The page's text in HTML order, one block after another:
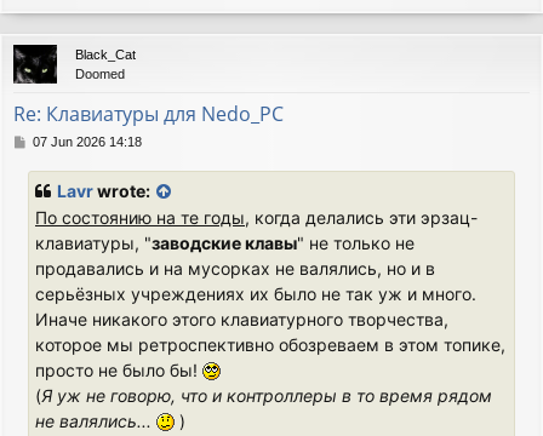
o
p
Black_Cat
Doomed
Re: Клавиатуры для Nedo_PC
P07 Jun 2026 14:18
Lavrwrote:
По состоянию на те годы, когда делались эти эрзац-
клавиатуры, "заводские клавы" не только не
продавались и на мусорках не валялись, но и в
серьёзных учреждениях их было не так уж и много.
Иначе никакого этого клавиатурного творчества,
которое мы ретроспективно обозреваем в этом топике,
просто не было бы!
(Я уж не говорю, что и контроллеры в то время рядом
не валялись...
)